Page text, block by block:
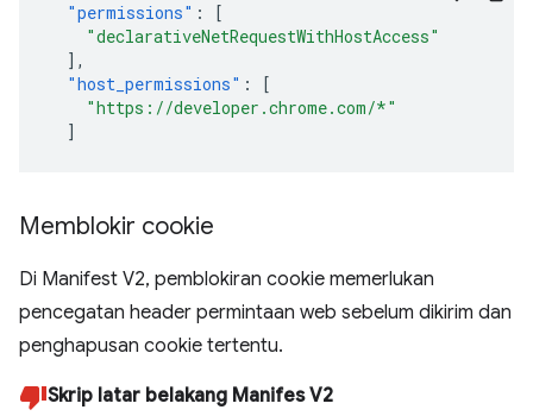
"permissions" :
[
"declarativeNetRequestWithHostAccess"
],
"host_permissions" :
[
"https://developer.chrome.com/*"
]
Memblokir cookie
Di Manifest V2, pemblokiran cookie memerlukan
pencegatan header permintaan web sebelum dikirim dan
penghapusan cookie tertentu.
Skrip latar belakang Manifes V2